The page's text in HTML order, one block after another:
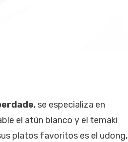
, se especializa en
el atún blanco y el temaki
platos favoritos es el udong,